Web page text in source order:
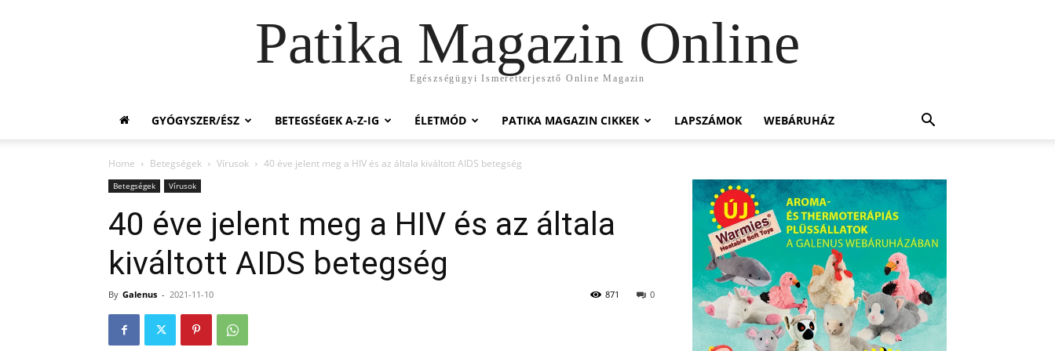
Patika Magazin Online
Egészségügyi Ismeretterjesztő Online Magazin
GYÓGYSZER/ÉSZ BETEGSÉGEK A-Z-IG ÉLETMÓD PATIKA MAGAZIN CIKKEK LAPSZÁMOK WEBÁRUHÁZ
Home Betegségek Vírusok 40 éve jelent meg a HIV és az általa kiváltott AIDS betegség
Betegségek Vírusok
40 éve jelent meg a HIV és az általa
kiváltott AIDS betegség
By Galenus - 2021-11-10 0
871